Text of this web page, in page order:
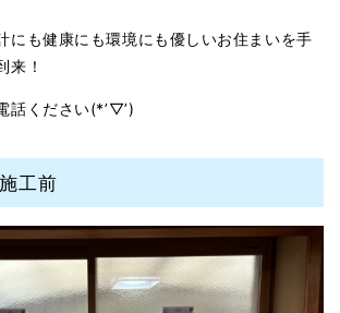
にも健康にも環境にも優しいお住まいを手
来！
話ください(*’▽’)
工前